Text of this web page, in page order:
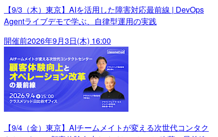
【9/3（木）東京】AIを活用した障害対応最前線 | DevOps
Agentライブデモで学ぶ、自律型運用の実践
開催前2026年9月3日(木) 16:00
【9/4（金）東京】AIチームメイトが変える次世代コンタク